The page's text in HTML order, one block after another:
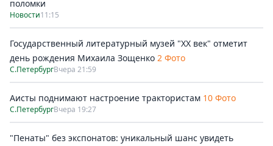
поломки
Новости11:15
Государственный литературный музей "ХХ век" отметит
день рождения Михаила Зощенко 2 Фото
С.ПетербургВчера 21:59
Аисты поднимают настроение трактористам 10 Фото
С.ПетербургВчера 19:27
"Пенаты" без экспонатов: уникальный шанс увидеть